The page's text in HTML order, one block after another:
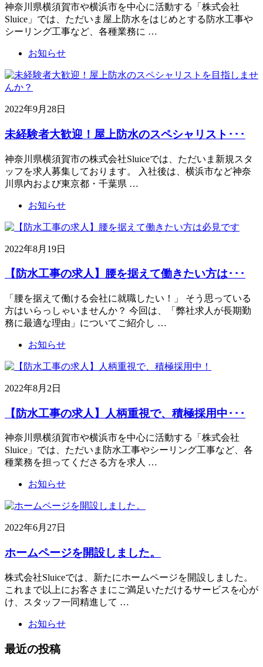
神奈川県横須賀市や横浜市を中心に活動する「株式会社
Sluice」では、ただいま屋上防水をはじめとする防水工事や
シーリング工事など、各種業務に …
お知らせ
2022年9月28日
未経験者大歓迎！屋上防水のスペシャリスト･･･
神奈川県横須賀市の株式会社Sluiceでは、ただいま新規スタ
ッフを求人募集しております。 入社後は、横浜市など神奈
川県内および東京都・千葉県 …
お知らせ
2022年8月19日
【防水工事の求人】腰を据えて働きたい方は･･･
「腰を据えて働ける会社に就職したい！」 そう思っている
方はいらっしゃいませんか？ 今回は、「弊社求人が長期勤
務に最適な理由」についてご紹介し …
お知らせ
2022年8月2日
【防水工事の求人】人柄重視で、積極採用中･･･
神奈川県横須賀市や横浜市を中心に活動する「株式会社
Sluice」では、ただいま防水工事やシーリング工事など、各
種業務を担ってくださる方を求人 …
お知らせ
2022年6月27日
ホームページを開設しました。
株式会社Sluiceでは、新たにホームページを開設しました。
これまで以上にお客さまにご満足いただけるサービスを心が
け、スタッフ一同精進して …
お知らせ
最近の投稿